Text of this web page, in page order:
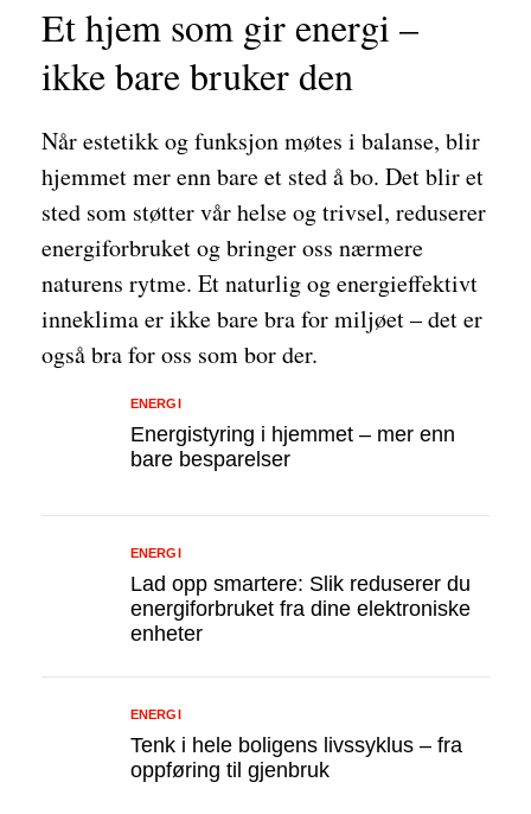
Et hjem som gir energi –
ikke bare bruker den
Når estetikk og funksjon møtes i balanse, blir
hjemmet mer enn bare et sted å bo. Det blir et
sted som støtter vår helse og trivsel, reduserer
energiforbruket og bringer oss nærmere
naturens rytme. Et naturlig og energieffektivt
inneklima er ikke bare bra for miljøet – det er
også bra for oss som bor der.
Energistyring i hjemmet – mer enn
bare besparelser
ENERGI
Lad opp smartere: Slik reduserer du
energiforbruket fra dine elektroniske
enheter
ENERGI
Tenk i hele boligens livssyklus – fra
oppføring til gjenbruk
ENERGI